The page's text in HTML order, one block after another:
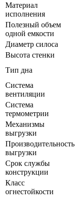
Материал
исполнения
Полезный объем
одной емкости
Диаметр силоса
Высота стенки
Тип дна
Система
вентиляции
Система
термометрии
Механизмы
выгрузки
Производительность
выгрузки
Срок службы
конструкции
Класс
огнестойкости